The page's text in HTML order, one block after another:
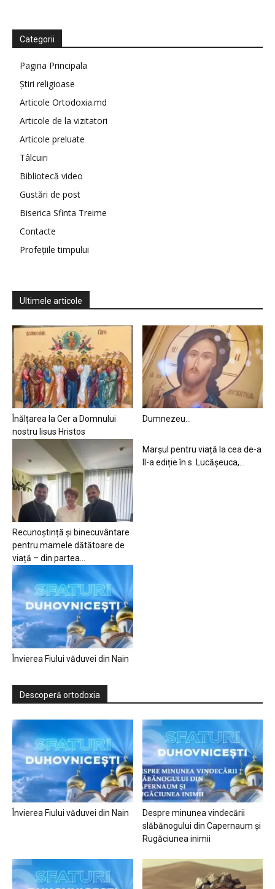
Categorii
Pagina Principala
Știri religioase
Articole Ortodoxia.md
Articole de la vizitatori
Articole preluate
Tâlcuiri
Bibliotecă video
Gustări de post
Biserica Sfinta Treime
Contacte
Profețiile timpului
Ultimele articole
Înălțarea la Cer a Domnului
nostru Iisus Hristos
Dumnezeu…
Recunoștință și binecuvântare
pentru mamele dătătoare de
viață – din partea...
Marșul pentru viață la cea de-a
II-a ediție în s. Lucășeuca,...
Învierea Fiului văduvei din Nain
Descoperă ortodoxia
Învierea Fiului văduvei din Nain
Despre minunea vindecării
slăbănogului din Capernaum și
Rugăciunea inimii